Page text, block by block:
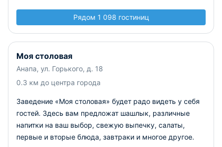
Рядом 1 098 гостиниц
Моя столовая
Анапа, ул. Горького, д. 18
0.3 км до центра города
Заведение «Моя столовая» будет радо видеть у себя
гостей. Здесь вам предложат шашлык, различные
напитки на ваш выбор, свежую выпечку, салаты,
первые и вторые блюда, завтраки и многое другое.